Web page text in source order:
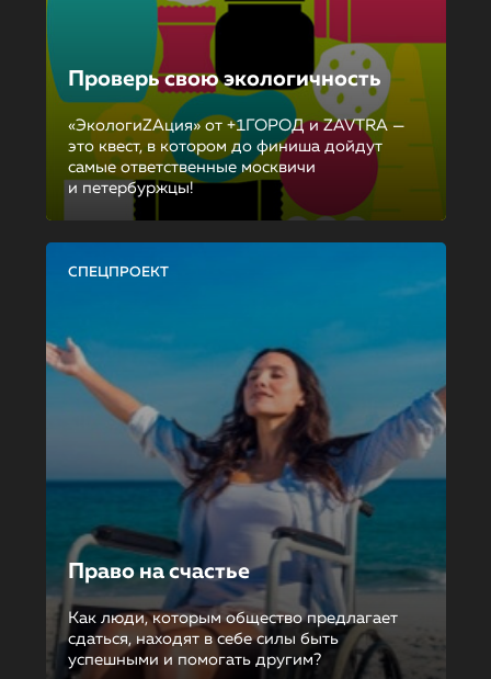
Проверь свою экологичность
«ЭкологиZAция» от +1ГОРОД и ZAVTRA —
это квест, в котором до финиша дойдут
самые ответственные москвичи
и петербуржцы!
СПЕЦПРОЕКТ
Право на счастье
Как люди, которым общество предлагает
сдаться, находят в себе силы быть
успешными и помогать другим?